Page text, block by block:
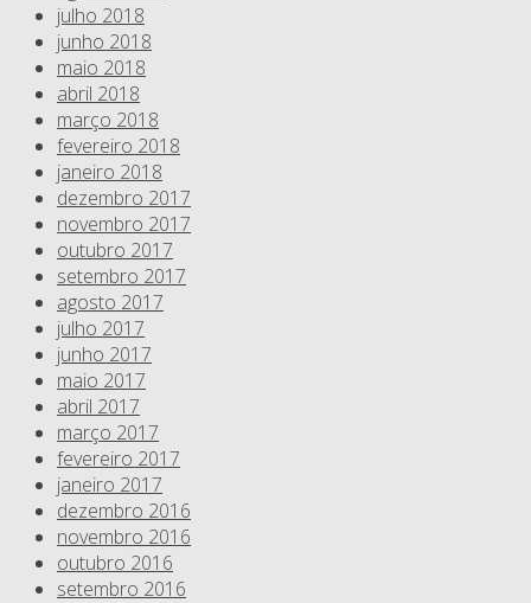
julho 2018
junho 2018
maio 2018
abril 2018
março 2018
fevereiro 2018
janeiro 2018
dezembro 2017
novembro 2017
outubro 2017
setembro 2017
agosto 2017
julho 2017
junho 2017
maio 2017
abril 2017
março 2017
fevereiro 2017
janeiro 2017
dezembro 2016
novembro 2016
outubro 2016
setembro 2016